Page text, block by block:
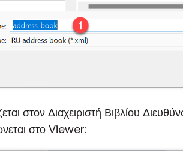
στον Διαχειριστή Βιβλίου
στο Viewer: